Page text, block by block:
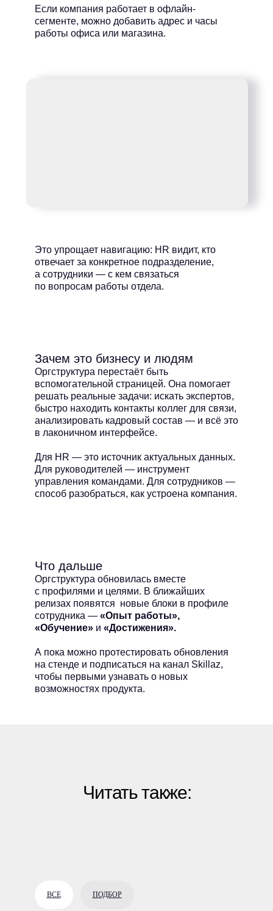
Если компания работает в офлайн-
сегменте, можно добавить адрес и часы
работы офиса или магазина.
Это упрощает навигацию: HR видит, кто
отвечает за конкретное подразделение,
а сотрудники — с кем связаться
по вопросам работы отдела.
Зачем это бизнесу и людям
Оргструктура перестаёт быть
вспомогательной страницей. Она помогает
решать реальные задачи: искать экспертов,
быстро находить контакты коллег для связи,
анализировать кадровый состав — и всё это
в лаконичном интерфейсе.
Для HR — это источник актуальных данных.
Для руководителей — инструмент
управления командами. Для сотрудников —
способ разобраться, как устроена компания.
Что дальше
Оргструктура обновилась вместе
с профилями и целями. В ближайших
релизах появятся новые блоки в профиле
сотрудника — «Опыт работы»,
«Обучение» и «Достижения».
А пока можно протестировать обновления
на стенде и подписаться на канал Skillaz,
чтобы первыми узнавать о новых
возможностях продукта.
Читать также:
ВСЕ ПОДБОР